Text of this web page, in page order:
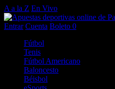
A a la Z En Vivo
Entrar Cuenta Boleto 0
Fútbol
Tenis
Fútbol Americano
Baloncesto
Béisbol